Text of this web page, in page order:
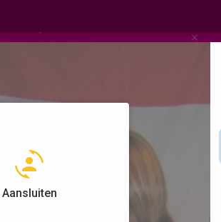
Aansluiten